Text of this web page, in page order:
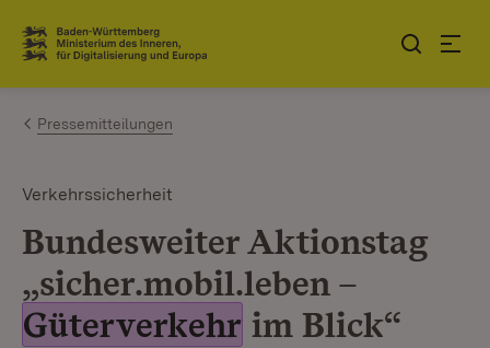
Zum Inhalt springen
Link zur Startseite
Pressemitteilungen
Verkehrssicherheit
Bundesweiter Aktionstag
„sicher.mobil.leben –
Güterverkehr im Blick“